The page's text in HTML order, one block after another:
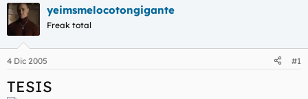
i
c
a
d
o
r
d
c
h
i
yeimsmelocotongigante
Freak total
4 Dic 2005 #1
TESIS